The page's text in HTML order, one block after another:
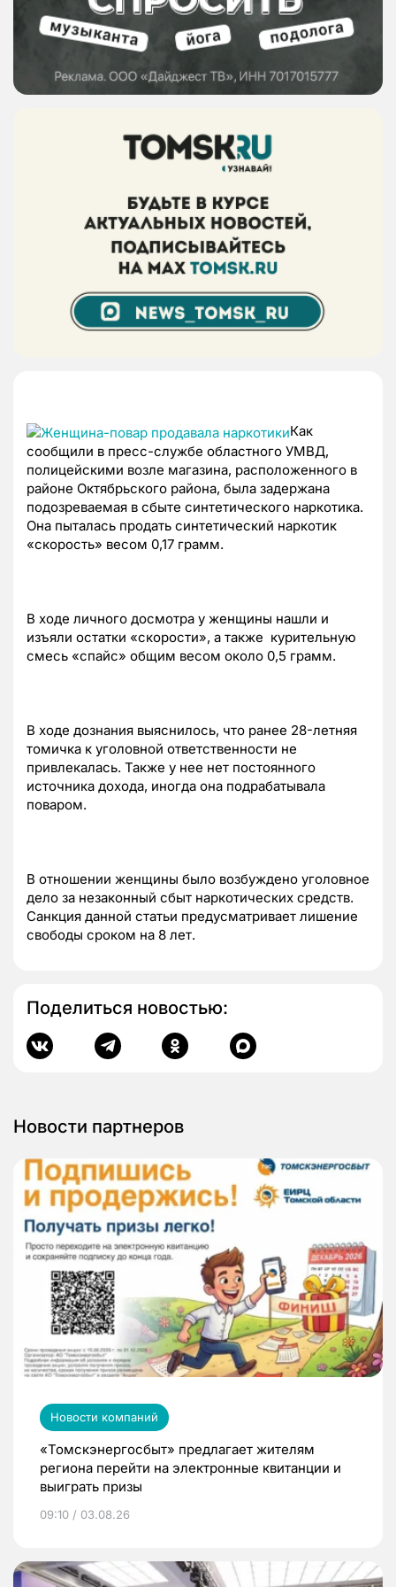
Как
сообщили в пресс-службе областного УМВД,
полицейскими возле магазина, расположенного в
районе Октябрьского района, была задержана
подозреваемая в сбыте синтетического наркотика.
Она пыталась продать синтетический наркотик
«скорость» весом 0,17 грамм.
В ходе личного досмотра у женщины нашли и
изъяли остатки «скорости», а также курительную
смесь «спайс» общим весом около 0,5 грамм.
В ходе дознания выяснилось, что ранее 28-летняя
томичка к уголовной ответственности не
привлекалась. Также у нее нет постоянного
источника дохода, иногда она подрабатывала
поваром.
В отношении женщины было возбуждено уголовное
дело за незаконный сбыт наркотических средств.
Санкция данной статьи предусматривает лишение
свободы сроком на 8 лет.
Поделиться новостью:
Новости партнеров
Новости компаний
«Томскэнергосбыт» предлагает жителям
региона перейти на электронные квитанции и
выиграть призы
09:10 / 03.08.26